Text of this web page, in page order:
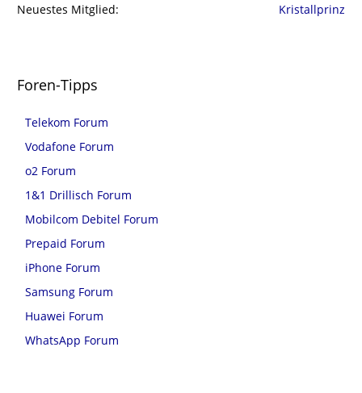
Neuestes Mitglied
Kristallprinz
Foren-Tipps
Telekom Forum
Vodafone Forum
o2 Forum
1&1 Drillisch Forum
Mobilcom Debitel Forum
Prepaid Forum
iPhone Forum
Samsung Forum
Huawei Forum
WhatsApp Forum